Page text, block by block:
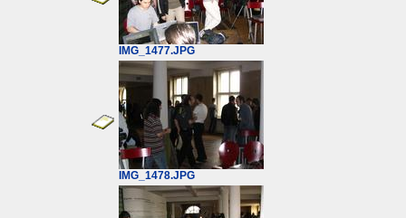
IMG_1477.JPG
IMG_1478.JPG